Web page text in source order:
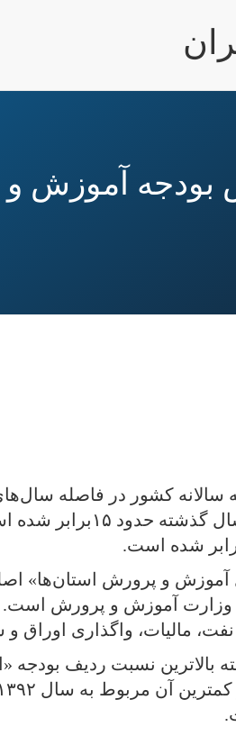
بودجه آموزش
آموزش و پرورش استان‌ها»
مالیات، واگذاری اوراق و